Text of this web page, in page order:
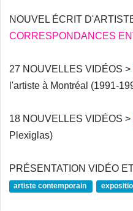
NOUVEL ÉCRIT
CORRESPONDANCES
27 NOUVELLES VIDÉOS >
l'artiste à Montréal (1991-
18 NOUVELLES VIDÉOS >
Plexiglas)
PRÉSENTATION VIDÉO
artiste contemporain